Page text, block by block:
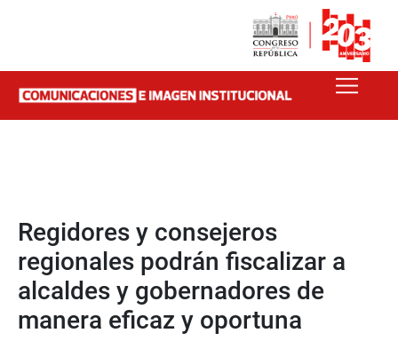
Regidores y consejeros
regionales podrán fiscalizar a
alcaldes y gobernadores de
manera eficaz y oportuna